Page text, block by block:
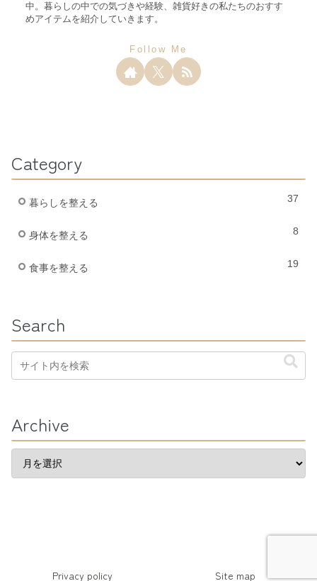
中。暮らしの中での気づきや経験、雑貨好きの私たちのおすす
めアイテムを紹介していきます。
Category
暮らしを整える 37
身体を整える 8
食事を整える 19
Search
Archive
Privacy policy Site map